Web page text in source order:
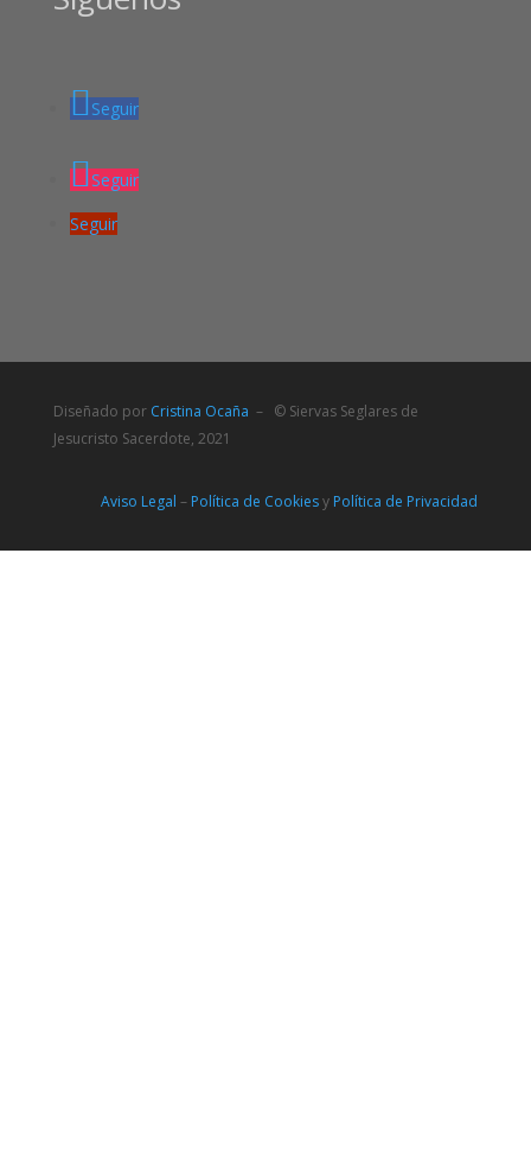
Seguir
Seguir
Seguir
Diseñado por Cristina Ocaña – © Siervas Seglares de
Jesucristo Sacerdote, 2021
Aviso Legal – Política de Cookiesy Política de Privacidad